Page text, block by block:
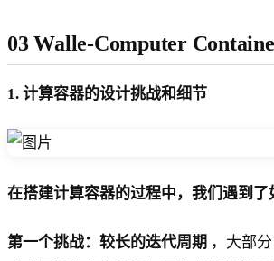
03 Walle-Computer
1. 计算容器的设计挑战和细节
在搭建计算容器的过程中，我们遇到了
第一个挑战：较长的迭代周期 ，大部